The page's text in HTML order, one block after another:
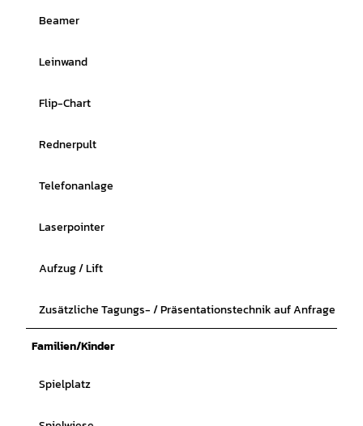
Beamer
Leinwand
Flip-Chart
Rednerpult
Telefonanlage
Laserpointer
Aufzug / Lift
Zusätzliche Tagungs- / Präsentationstechnik auf Anfrage
Familien/Kinder
Spielplatz